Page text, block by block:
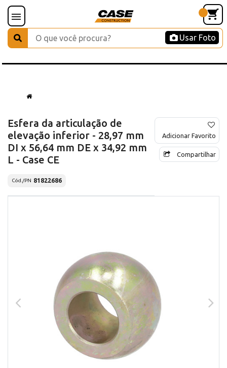
Usar Foto
Esfera da articulação de
elevação inferior - 28,97 mm
DI x 56,64 mm DE x 34,92 mm
L - Case CE
Cód./PN 81822686
Adicionar Favorito
Compartilhar